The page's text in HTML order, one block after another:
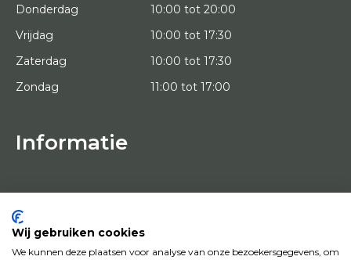
Donderdag
10:00 tot 20:00
Vrijdag
10:00 tot 17:30
Zaterdag
10:00 tot 17:30
Zondag
11:00 tot 17:00
Informatie
HOME
KUNSTENAARS
KUNSTWERKEN
Wij gebruiken cookies
We kunnen deze plaatsen voor analyse van onze bezoekersgegevens, om